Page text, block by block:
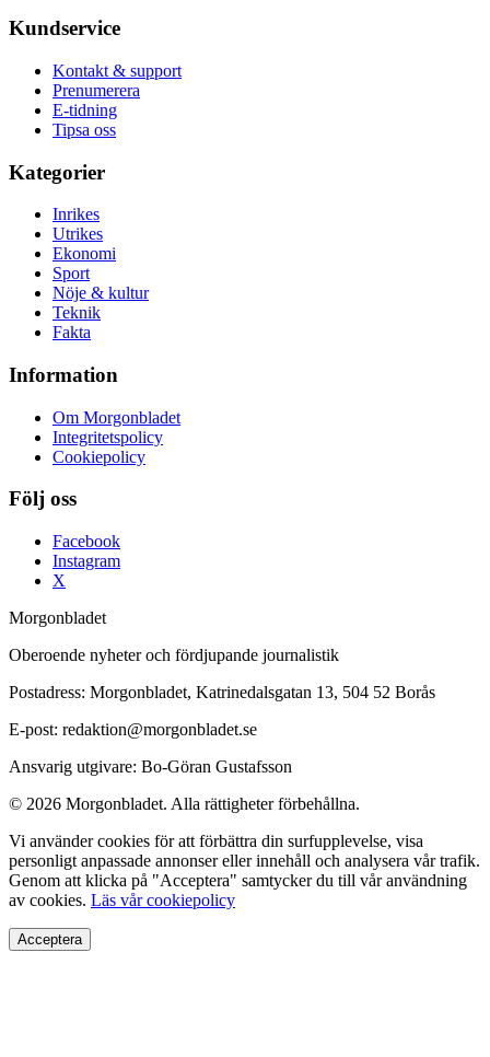
Kundservice
Kontakt & support
Prenumerera
E-tidning
Tipsa oss
Kategorier
Inrikes
Utrikes
Ekonomi
Sport
Nöje & kultur
Teknik
Fakta
Information
Om Morgonbladet
Integritetspolicy
Cookiepolicy
Följ oss
Facebook
Instagram
X
Morgonbladet
Oberoende nyheter och fördjupande journalistik
Postadress: Morgonbladet, Katrinedalsgatan 13, 504 52 Borås
E-post: redaktion@morgonbladet.se
Ansvarig utgivare: Bo-Göran Gustafsson
© 2026 Morgonbladet. Alla rättigheter förbehållna.
Vi använder cookies för att förbättra din surfupplevelse, visa
personligt anpassade annonser eller innehåll och analysera vår trafik.
Genom att klicka på "Acceptera" samtycker du till vår användning
av cookies. Läs vår cookiepolicy
Acceptera